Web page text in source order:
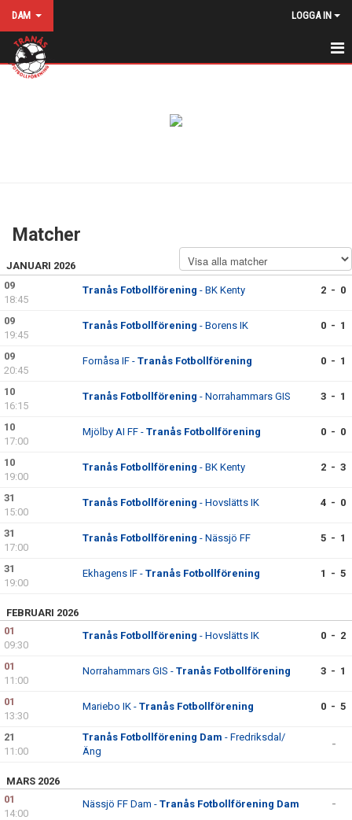
DAM LOGGA IN
HEM
TOYOTA CUP DAM SMÅLAND GRP 4
TRÄNINGSMATCHER DAM - HÖGLANDETS FDK 2026
TRUPPEN
BILDGALLERI
DOKUMENT
KONTAKT
Matcher
JANUARI 2026
09
18:45
Tranås Fotbollförening - BK Kenty 2 - 0
09
19:45
Tranås Fotbollförening - Borens IK 0 - 1
09
20:45
Fornåsa IF - Tranås Fotbollförening 0 - 1
10
16:15
Tranås Fotbollförening - Norrahammars GIS 3 - 1
10
17:00
Mjölby AI FF - Tranås Fotbollförening 0 - 0
10
19:00
Tranås Fotbollförening - BK Kenty 2 - 3
31
15:00
Tranås Fotbollförening - Hovslätts IK 4 - 0
31
17:00
Tranås Fotbollförening - Nässjö FF 5 - 1
31
19:00
Ekhagens IF - Tranås Fotbollförening 1 - 5
FEBRUARI 2026
01
09:30
Tranås Fotbollförening - Hovslätts IK 0 - 2
01
11:00
Norrahammars GIS - Tranås Fotbollförening 3 - 1
01
13:30
Mariebo IK - Tranås Fotbollförening 0 - 5
21
11:00
Tranås Fotbollförening Dam - Fredriksdal/
Äng
-
MARS 2026
01
14:00
Nässjö FF Dam - Tranås Fotbollförening Dam -